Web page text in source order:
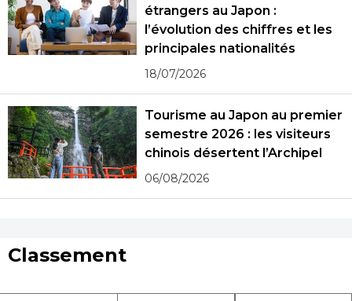
étrangers au Japon :
l’évolution des chiffres et les
principales nationalités
18/07/2026
Tourisme au Japon au premier
semestre 2026 : les visiteurs
chinois désertent l’Archipel
06/08/2026
Classement